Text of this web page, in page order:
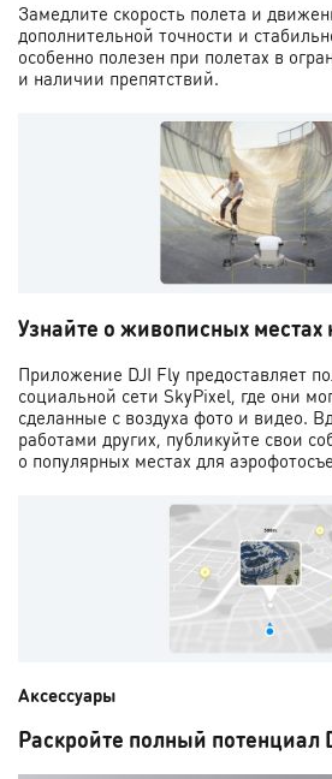
Замедлите скорость полета и
дополнительной точности и
особенно полезен при полетах в
и наличии препятствий.
Узнайте о живописных местах
Приложение DJI Fly предоставляет
социальной сети SkyPixel, где они
сделанные с воздуха фото и видео.
работами других, публикуйте свои
о популярных местах для
Аксессуары
Раскройте полный потенциал